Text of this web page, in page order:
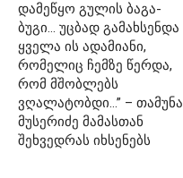
დამეწყო გულის ბაგა-
ბუგი… უცბად გამახსენდა
ყველა ის ადამიანი,
რომელიც ჩემზე წერდა,
რომ მშობლებს
ვღალატობდი…” – თამუნა
მუსერიძე მამასთან
შეხვედრას იხსენებს